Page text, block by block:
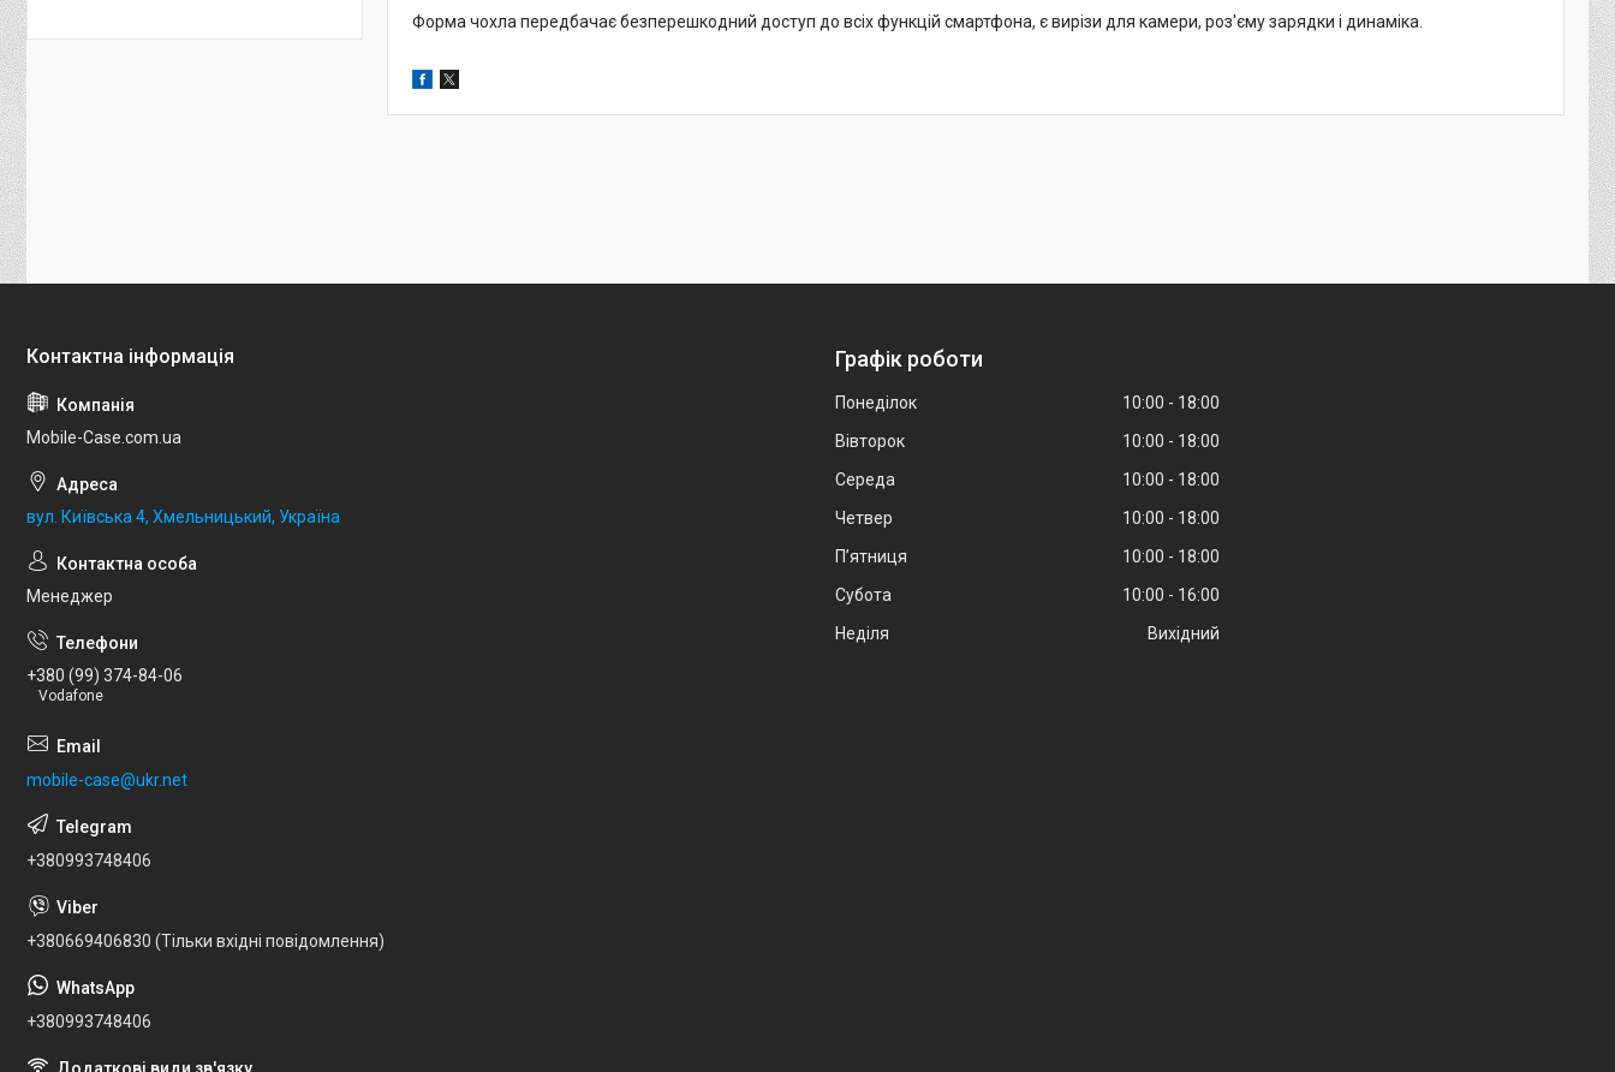
Форма чохла передбачає безперешкодний доступ до всіх функцій смартфона, є вирізи для камери, роз'єму зарядки і динаміка.
Mobile-Case.com.ua
вул. Київська 4, Хмельницький, Україна
Менеджер
+380 (99) 374-84-06
Vodafone
mobile-case@ukr.net
+380993748406
+380669406830 (Тільки вхідні повідомлення)
+380993748406
Графік роботи
Понеділок 10:00
18:00
Вівторок
10:00
18:00
Середа
10:00
18:00
Четвер
10:00
18:00
Пʼятниця
10:00
18:00
Субота
10:00
16:00
Неділя
Вихідний